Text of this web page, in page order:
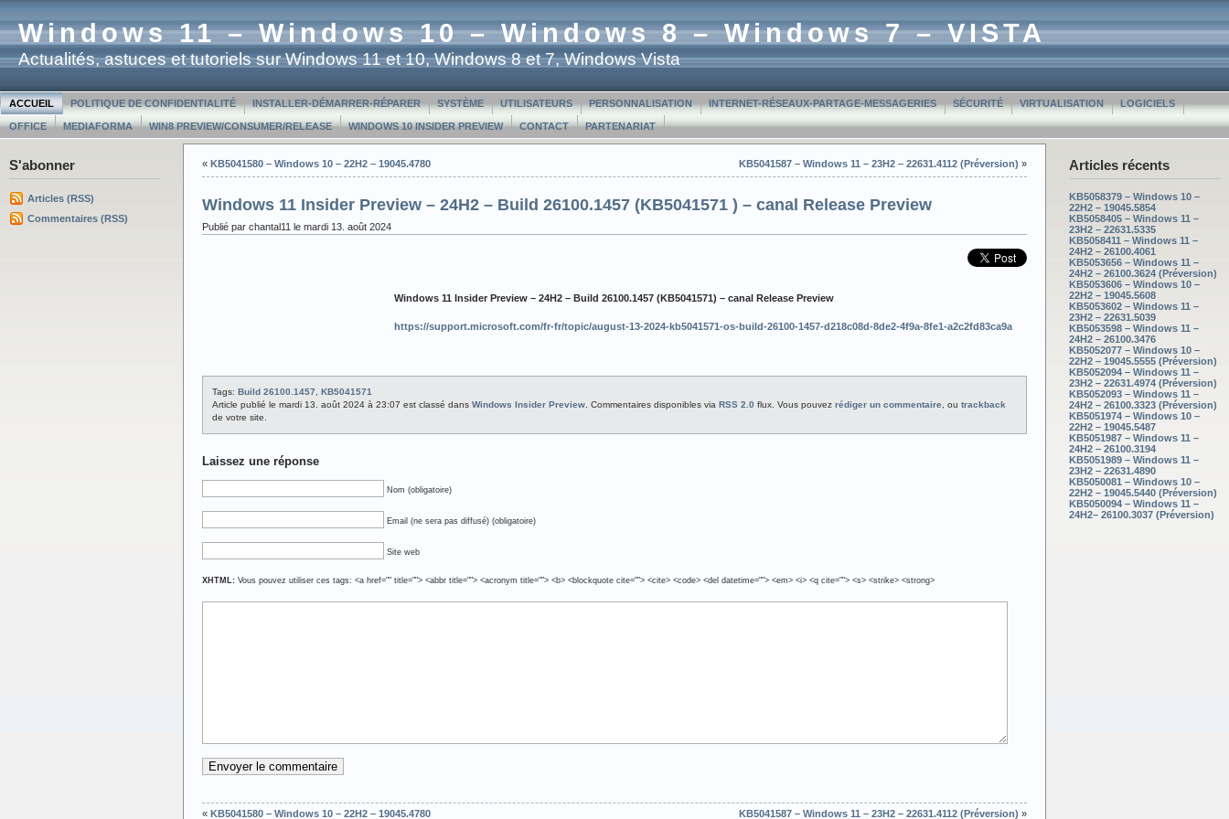
Windows 11 – Windows 10 – Windows 8 – Windows 7 – VISTA
Actualités, astuces et tutoriels sur Windows 11 et 10, Windows 8 et 7, Windows Vista
ACCUEIL POLITIQUE DE CONFIDENTIALITÉ INSTALLER-DÉMARRER-RÉPARER SYSTÈME UTILISATEURS PERSONNALISATION INTERNET-RÉSEAUX-PARTAGE-MESSAGERIES SÉCURITÉ VIRTUALISATION LOGICIELS
OFFICE MEDIAFORMA WIN8 PREVIEW/CONSUMER/RELEASE WINDOWS 10 INSIDER PREVIEW CONTACT PARTENARIAT
S'abonner
Articles (RSS)
Commentaires (RSS)
Articles récents
KB5058379 – Windows 10 –
22H2 – 19045.5854
KB5058405 – Windows 11 –
23H2 – 22631.5335
KB5058411 – Windows 11 –
24H2 – 26100.4061
KB5053656 – Windows 11 –
24H2 – 26100.3624 (Préversion)
KB5053606 – Windows 10 –
22H2 – 19045.5608
KB5053602 – Windows 11 –
23H2 – 22631.5039
KB5053598 – Windows 11 –
24H2 – 26100.3476
KB5052077 – Windows 10 –
22H2 – 19045.5555 (Préversion)
KB5052094 – Windows 11 –
23H2 – 22631.4974 (Préversion)
KB5052093 – Windows 11 –
24H2 – 26100.3323 (Préversion)
KB5051974 – Windows 10 –
22H2 – 19045.5487
KB5051987 – Windows 11 –
24H2 – 26100.3194
KB5051989 – Windows 11 –
23H2 – 22631.4890
KB5050081 – Windows 10 –
22H2 – 19045.5440 (Préversion)
KB5050094 – Windows 11 –
24H2– 26100.3037 (Préversion)
« KB5041580 – Windows 10 – 22H2 – 19045.4780 KB5041587 – Windows 11 – 23H2 – 22631.4112 (Préversion) »
Windows 11 Insider Preview – 24H2 – Build 26100.1457 (KB5041571 ) – canal Release Preview
Publié par chantal11 le mardi 13. août 2024
Windows 11 Insider Preview – 24H2 – Build 26100.1457 (KB5041571) – canal Release Preview
https://support.microsoft.com/fr-fr/topic/august-13-2024-kb5041571-os-build-26100-1457-d218c08d-8de2-4f9a-8fe1-a2c2fd83ca9a
Tags: Build 26100.1457
KB5041571
Article publié le mardi 13. août 2024 à 23:07 est classé dans Windows Insider Preview . Commentaires disponibles via RSS 2.0 flux. Vous pouvez rédiger un commentaire , ou trackback
de votre site.
Laissez une réponse
Nom (obligatoire)
Email (ne sera pas diffusé) (obligatoire)
Site web
XHTML: Vous pouvez utiliser ces tags: <a href="" title=""> <abbr title=""> <acronym title=""> <b> <blockquote cite=""> <cite> <code> <del datetime=""> <em> <i> <q cite=""> <s> <strike> <strong>
« KB5041580 – Windows 10 – 22H2 – 19045.4780 KB5041587 – Windows 11 – 23H2 – 22631.4112 (Préversion) »